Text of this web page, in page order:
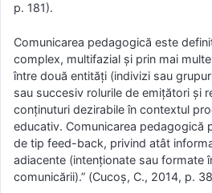
p. 181).
Comunicarea pedagogică este
complex, multifazial şi prin mai
între două entităţi (indivizi sau
sau succesiv rolurile de emiţători şi
conţinuturi dezirabile în contextul
educativ. Comunicarea pedagogică
de tip feed-back, privind atât
adiacente (intenţionate sau formate
comunicării).” (Cucoş, C., 2014, p.